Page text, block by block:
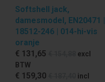
Softshell jack,
damesmodel, EN20471 |
18512-246 | 014-hi-vis
oranje
€ 131 ,65
excl
BTW
€ 159,30
incl